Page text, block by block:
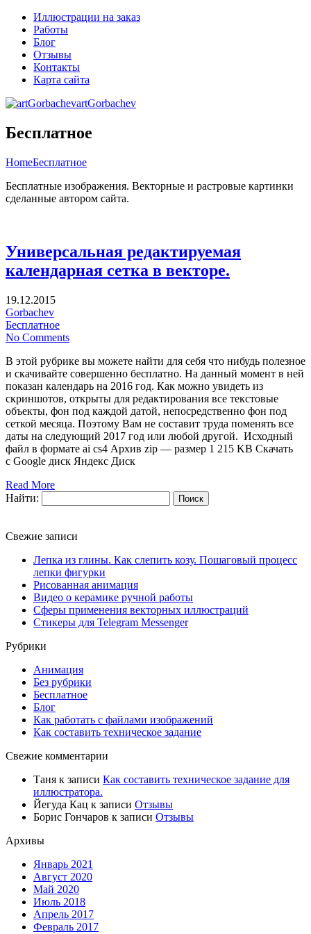
Иллюстрации на заказ
Работы
Блог
Отзывы
Контакты
Карта сайта
artGorbachev
Бесплатное
HomeБесплатное
Бесплатные изображения. Векторные и растровые картинки
сделанные автором сайта.
Универсальная редактируемая
календарная сетка в векторе.
19.12.2015
Gorbachev
Бесплатное
No Comments
В этой рубрике вы можете найти для себя что нибудь полезное
и скачивайте совершенно бесплатно. На данный момент в ней
показан календарь на 2016 год. Как можно увидеть из
скриншотов, открыты для редактирования все текстовые
объекты, фон под каждой датой, непосредственно фон под
сеткой месяца. Поэтому Вам не составит труда поменять все
даты на следующий 2017 год или любой другой. Исходный
файл в формате ai cs4 Архив zip — размер 1 215 KB Скачать
с Google диск Яндекс Диск
Read More
Найти:
Свежие записи
Лепка из глины. Как слепить козу. Пошаговый процесс
лепки фигурки
Рисованная анимация
Видео о керамике ручной работы
Сферы применения векторных иллюстраций
Стикеры для Telegram Messenger
Рубрики
Анимация
Без рубрики
Бесплатное
Блог
Как работать с файлами изображений
Как составить техническое задание
Свежие комментарии
Таня к записи Как составить техническое задание для
иллюстратора.
Йегуда Кац к записи Отзывы
Борис Гончаров к записи Отзывы
Архивы
Январь 2021
Август 2020
Май 2020
Июль 2018
Апрель 2017
Февраль 2017